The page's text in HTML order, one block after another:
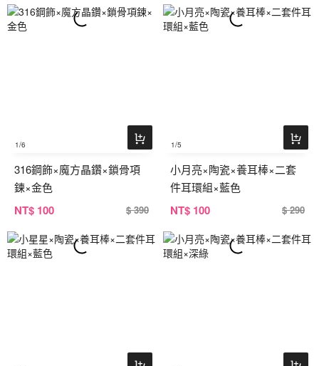
1/6
316鋼飾×魔方晶鑽×鎖骨項
鍊×金色
NT$ 100 $ 390
1/5
小月亮×陶瓷×養耳棒×二套
件耳環組×藍色
NT$ 100 $ 290